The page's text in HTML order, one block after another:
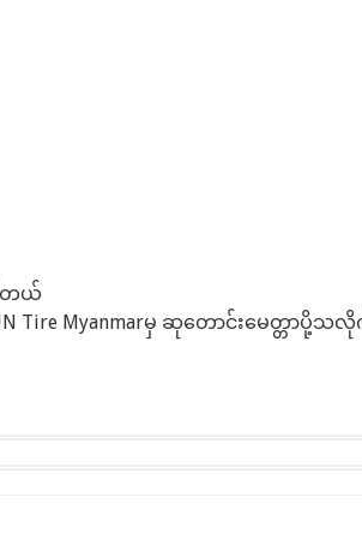
တယ်
Tire Myanmarမှ ဆုတောင်းမေတ္တာပို့သလို